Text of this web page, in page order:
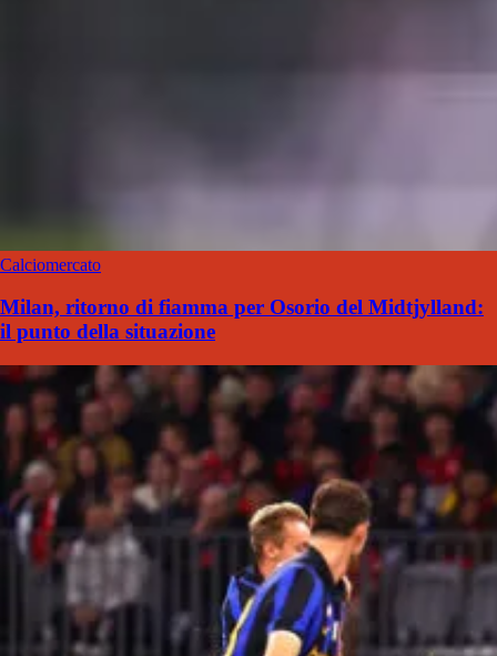
Calciomercato
Milan, ritorno di fiamma per Osorio del Midtjylland:
il punto della situazione